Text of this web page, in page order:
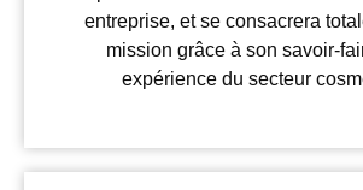
entreprise, et se consacrera
mission grâce à son savoir-
expérience du secteur